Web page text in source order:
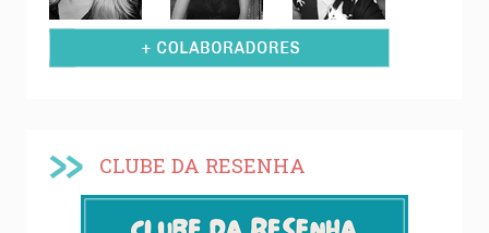
CLUBE DA RESENHA